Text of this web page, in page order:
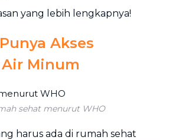
yang lebih lengkapnya!
Akses
Minum
sehat menurut WHO
harus ada di rumah sehat